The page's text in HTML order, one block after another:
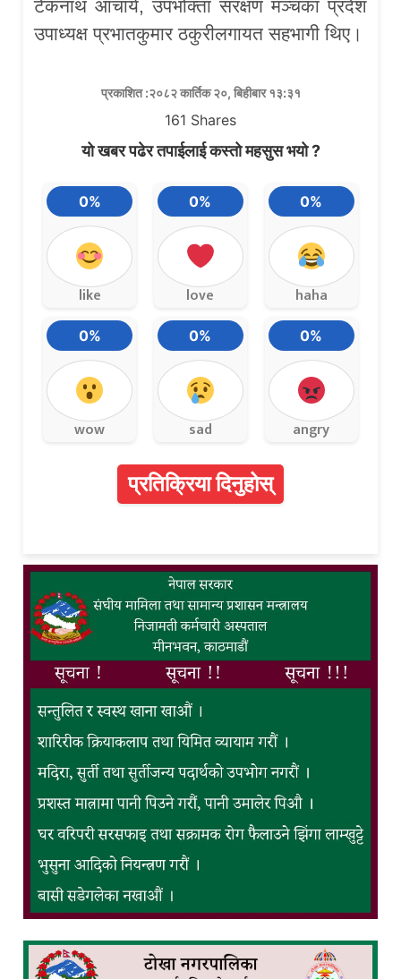
टेकनाथ आचार्य, उपभोक्ता संरक्षण मञ्चका प्रदेश
उपाध्यक्ष प्रभातकुमार ठकुरीलगायत सहभागी थिए।
प्रकाशित :२०८२ कार्तिक २०, बिहीबार १३:३१
161 Shares
यो खबर पढेर तपाईलाई कस्तो महसुस भयो ?
0%
like
0%
love
0%
haha
0%
wow
0%
sad
0%
angry
प्रतिक्रिया दिनुहोस्